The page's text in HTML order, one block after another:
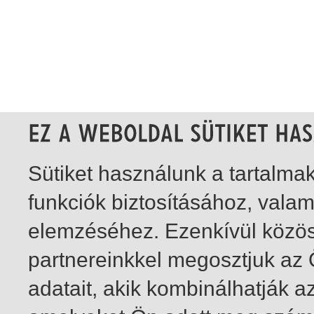
Sütiket használunk a
funkciók biztosításához,
elemzéséhez. Ezenkívül
partnereinkkel megosztjuk
adatait, akik kombinálhatják